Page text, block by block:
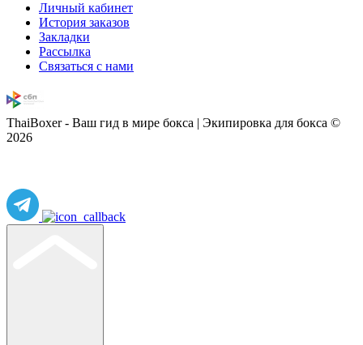
Личный кабинет
История заказов
Закладки
Рассылка
Связаться с нами
ThaiBoxer - Ваш гид в мире бокса | Экипировка для бокса ©
2026